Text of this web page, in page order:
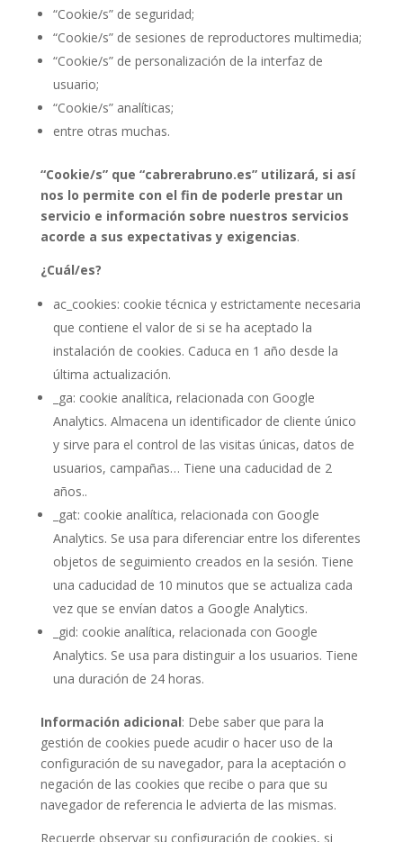
“Cookie/s” de seguridad;
“Cookie/s” de sesiones de reproductores multimedia;
“Cookie/s” de personalización de la interfaz de
usuario;
“Cookie/s” analíticas;
entre otras muchas.
“Cookie/s” que “cabrerabruno.es” utilizará, si así
nos lo permite con el fin de poderle prestar un
servicio e información sobre nuestros servicios
acorde a sus expectativas y exigencias.
¿Cuál/es?
ac_cookies: cookie técnica y estrictamente necesaria
que contiene el valor de si se ha aceptado la
instalación de cookies. Caduca en 1 año desde la
última actualización.
_ga: cookie analítica, relacionada con Google
Analytics. Almacena un identificador de cliente único
y sirve para el control de las visitas únicas, datos de
usuarios, campañas… Tiene una caducidad de 2
años..
_gat: cookie analítica, relacionada con Google
Analytics. Se usa para diferenciar entre los diferentes
objetos de seguimiento creados en la sesión. Tiene
una caducidad de 10 minutos que se actualiza cada
vez que se envían datos a Google Analytics.
_gid: cookie analítica, relacionada con Google
Analytics. Se usa para distinguir a los usuarios. Tiene
una duración de 24 horas.
Información adicional: Debe saber que para la
gestión de cookies puede acudir o hacer uso de la
configuración de su navegador, para la aceptación o
negación de las cookies que recibe o para que su
navegador de referencia le advierta de las mismas.
Recuerde observar su configuración de cookies, si